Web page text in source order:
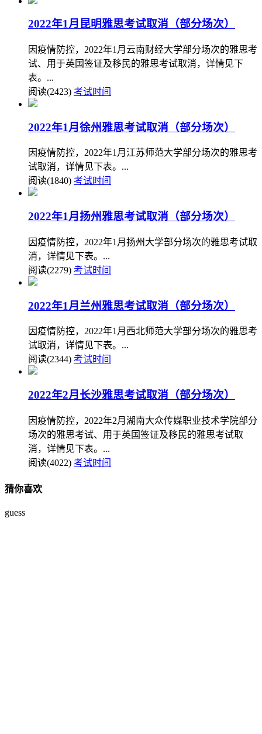
2022年1月昆明雅思考试取消（部分场次）
因疫情防控，2022年1月云南财经大学部分场次的雅思考
试、用于英国签证及移民的雅思考试取消，详情见下
表。...
阅读(2423) 考试时间
2022年1月徐州雅思考试取消（部分场次）
因疫情防控，2022年1月江苏师范大学部分场次的雅思考
试取消，详情见下表。...
阅读(1840) 考试时间
2022年1月扬州雅思考试取消（部分场次）
因疫情防控，2022年1月扬州大学部分场次的雅思考试取
消，详情见下表。...
阅读(2279) 考试时间
2022年1月兰州雅思考试取消（部分场次）
因疫情防控，2022年1月西北师范大学部分场次的雅思考
试取消，详情见下表。...
阅读(2344) 考试时间
2022年2月长沙雅思考试取消（部分场次）
因疫情防控，2022年2月湖南大众传媒职业技术学院部分
场次的雅思考试、用于英国签证及移民的雅思考试取
消，详情见下表。...
阅读(4022) 考试时间
猜你喜欢
guess